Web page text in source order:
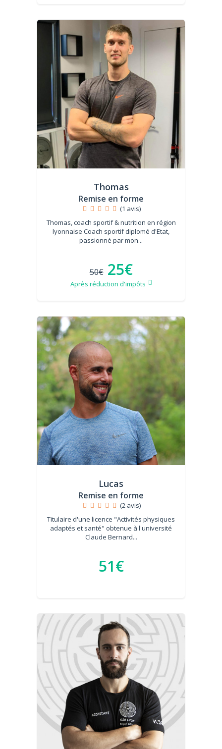
Thomas
Remise en forme
(1 avis)
Thomas, coach sportif & nutrition en région
lyonnaise Coach sportif diplomé d'Etat,
passionné par mon...
50€ 25€
Après réduction d'impôts
Lucas
Remise en forme
(2 avis)
Titulaire d'une licence "Activités physiques
adaptés et santé" obtenue à l'université
Claude Bernard...
51€